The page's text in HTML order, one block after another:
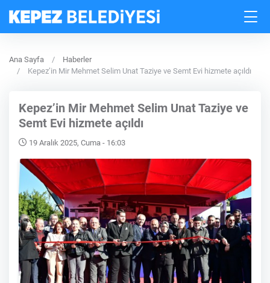
Ana Sayfa
Haberler
Kepez’in Mir Mehmet Selim Unat Taziye ve Semt Evi hizmete açıldı
Kepez’in Mir Mehmet Selim Unat Taziye ve
Semt Evi hizmete açıldı
19 Aralık 2025, Cuma - 16:03